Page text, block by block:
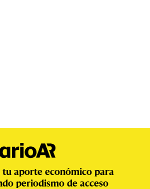
tu aporte económico para
periodismo de acceso